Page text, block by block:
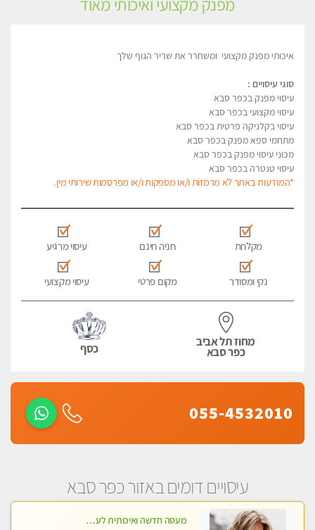
מפנק מקצועי ואיכותי מאוד
איכותי מפנק מקצועי ומשחרר את שריר הגוף שלך
סוגי עיסויים :
עיסוי מפנק בכפר סבא
עיסוי מקצועי בכפר סבא
עיסוי בקלניקה פרטית בכפר סבא
מתחמי ספא מפנק בכפר סבא
מכוני עיסוי מפנק בכפר סבא
עיסוי טנטרה בכפר סבא
*המודעות באתר לא מרמזות ו/או מספקות ו/או מפרסמות שירותי מין.
מקלחת חניה חינם עיסוי מרגיע
נקי ומסודר מקום פרטי עיסוי מקצועי
מחוז תל אביב
כפר סבא כסף
055-4532010
עיסויים דומים באזור כפר סבא
מעסה חדשה ואיכותית לעיסוי מרגיע ומפנק VIP-מומלץ לחלוטין! פרטי! -ללא מין !!